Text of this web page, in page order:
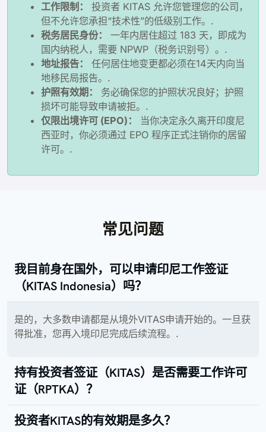
工作限制：
投资者 KITAS 允许您管理您的公司，
但不允许您承担“技术性”的低级别工作。.
税务居民身份：
一年内居住超过 183 天，即成为
国内纳税人，需要 NPWP（税务识别号）。.
地址报告：
任何居住地变更都必须在14天内向当
地移民局报告。.
护照有效期：
务必确保您的护照状况良好；护照
损坏可能导致申请被拒。.
仅限出境许可 (EPO)：
当你决定永久离开印度尼
西亚时，你必须通过 EPO 程序正式注销你的居留
许可。.
常见问题
我目前身在国外，可以申请印尼工作签证
（KITAS Indonesia）吗？
是的，大多数申请都是从境外VITAS申请开始的。一旦获
得批准，您再入境印尼完成后续流程。.
持有投资者签证（KITAS）是否需要工作许可
证（RPTKA）？
投资者KITAS的有效期是多久？